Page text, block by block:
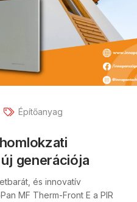
Építőanyag
generációja
és innovatív
MF Therm-Front E a PIR